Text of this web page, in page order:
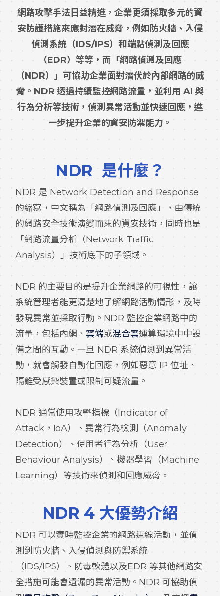
網路攻擊手法日益精進，企業更須採取多元的資
安防護措施來應對潛在威脅，例如防火牆、入侵
偵測系統（IDS/IPS）和端點偵測及回應
（EDR）等等，而「網路偵測及回應
（NDR）」可協助企業面對潛伏於內部網路的威
脅。NDR 透過持續監控網路流量，並利用 AI 與
行為分析等技術，偵測異常活動並快速回應，進
一步提升企業的資安防禦能力。
NDR 是什麼？
NDR 是 Network Detection and Response
的縮寫，中文稱為「網路偵測及回應」，由傳統
的網路安全技術演變而來的資安技術，同時也是
「網路流量分析（Network Traffic
Analysis）」技術底下的子領域。
NDR 的主要目的是提升企業網路的可視性，讓
系統管理者能更清楚地了解網路活動情形，及時
發現異常並採取行動。NDR 監控企業網路中的
流量，包括內網、 雲端或混合雲運算環境中中設
備之間的互動。一旦 NDR 系統偵測到異常活
動，就會觸發自動化回應，例如惡意 IP 位址、
隔離受感染裝置或限制可疑流量。
NDR 通常使用攻擊指標（Indicator of
Attack，IoA）、異常行為檢測（Anomaly
Detection）、使用者行為分析（User
Behaviour Analysis）、機器學習（Machine
Learning）等技術來偵測和回應威脅。
NDR 4 大優勢介紹
NDR 可以實時監控企業的網路連線活動，並偵
測到防火牆、入侵偵測與防禦系統
（IDS/IPS）、防毒軟體以及EDR 等其他網路安
全措施可能會遺漏的異常活動。NDR 可協助偵